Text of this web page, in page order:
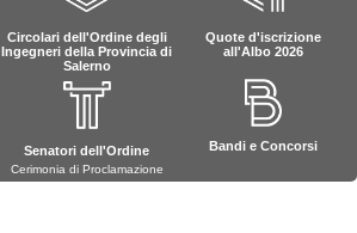
Circolari dell'Ordine degli
Ingegneri della Provincia di
Salerno
Quote d'iscrizione
all'Albo 2026
Senatori dell'Ordine
Cerimonia di Proclamazione
Bandi e Concorsi